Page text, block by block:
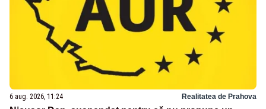
6 aug. 2026, 11:24 Realitatea de Prahova